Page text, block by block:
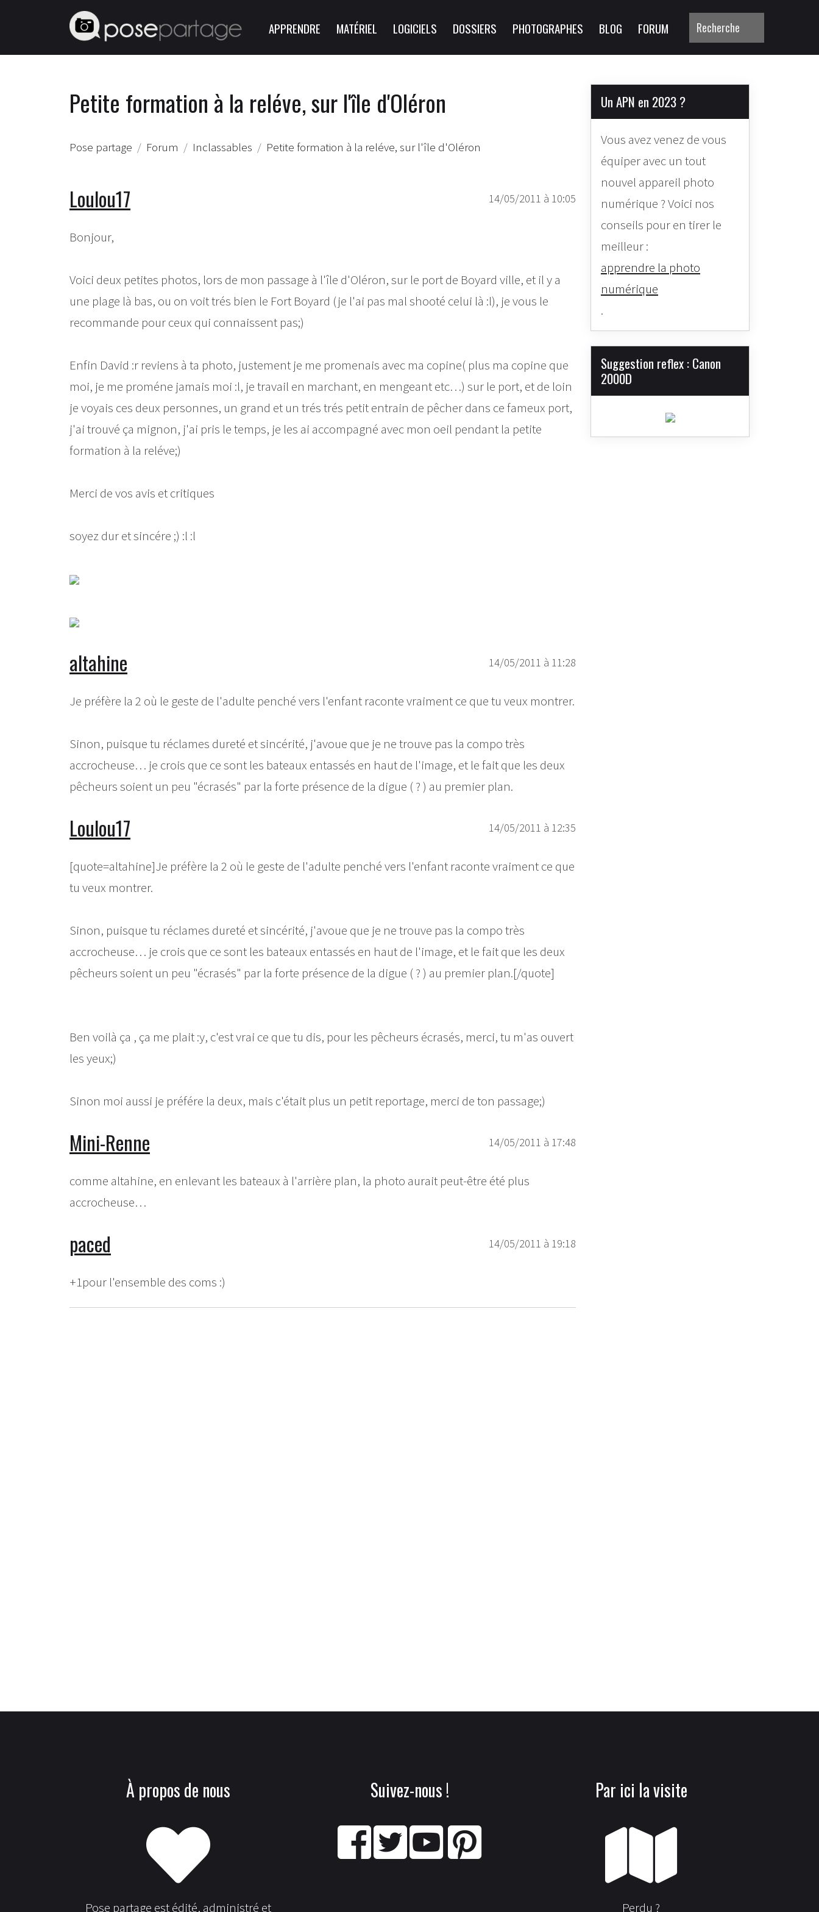
APPRENDRE MATÉRIEL LOGICIELS DOSSIERS PHOTOGRAPHES BLOG FORUM
Petite formation à la reléve, sur l'île d'Oléron
Pose partage Forum Inclassables Petite formation à la reléve, sur l'île d'Oléron
14/05/2011 à 10:05
Loulou17
Bonjour,
Voici deux petites photos, lors de mon passage à l'île d'Oléron, sur le port de Boyard ville, et il y a
une plage là bas, ou on voit trés bien le Fort Boyard (je l'ai pas mal shooté celui là :l), je vous le
recommande pour ceux qui connaissent pas;)
Enfin David :r reviens à ta photo, justement je me promenais avec ma copine( plus ma copine que
moi, je me proméne jamais moi :l, je travail en marchant, en mengeant etc…) sur le port, et de loin
je voyais ces deux personnes, un grand et un trés trés petit entrain de pêcher dans ce fameux port,
j'ai trouvé ça mignon, j'ai pris le temps, je les ai accompagné avec mon oeil pendant la petite
formation à la reléve;)
Merci de vos avis et critiques
soyez dur et sincére ;) :l :l
14/05/2011 à 11:28
altahine
Je préfère la 2 où le geste de l'adulte penché vers l'enfant raconte vraiment ce que tu veux montrer.
Sinon, puisque tu réclames dureté et sincérité, j'avoue que je ne trouve pas la compo très
accrocheuse… je crois que ce sont les bateaux entassés en haut de l'image, et le fait que les deux
pêcheurs soient un peu "écrasés" par la forte présence de la digue ( ? ) au premier plan.
14/05/2011 à 12:35
Loulou17
[quote=altahine]Je préfère la 2 où le geste de l'adulte penché vers l'enfant raconte vraiment ce que
tu veux montrer.
Sinon, puisque tu réclames dureté et sincérité, j'avoue que je ne trouve pas la compo très
accrocheuse… je crois que ce sont les bateaux entassés en haut de l'image, et le fait que les deux
pêcheurs soient un peu "écrasés" par la forte présence de la digue ( ? ) au premier plan.[/quote]
Ben voilà ça , ça me plait :y, c'est vrai ce que tu dis, pour les pêcheurs écrasés, merci, tu m'as ouvert
les yeux;)
Sinon moi aussi je préfére la deux, mais c'était plus un petit reportage, merci de ton passage;)
14/05/2011 à 17:48
Mini-Renne
comme altahine, en enlevant les bateaux à l'arrière plan, la photo aurait peut-être été plus
accrocheuse…
14/05/2011 à 19:18
paced
+1pour l'ensemble des coms :)
Un APN en 2023 ?
Vous avez venez de vous
équiper avec un tout
nouvel appareil photo
numérique ? Voici nos
conseils pour en tirer le
meilleur :
apprendre la photo
numérique
.
Suggestion reflex : Canon
2000D
À propos de nous
Pose partage est édité, administré et
Suivez-nous ! Par ici la visite
Perdu ?